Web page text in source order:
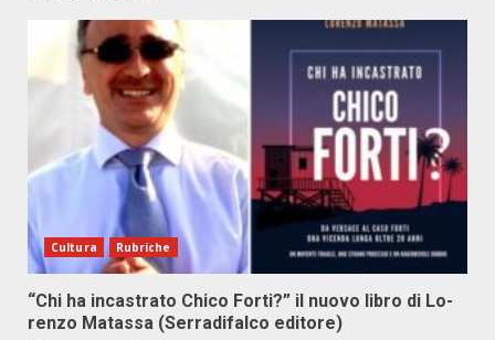
Cultura Rubriche
“Chi ha in­ca­stra­to Chi­co For­ti?” il nuo­vo li­bro di Lo­
ren­zo Ma­tas­sa (Ser­ra­di­fal­co edi­to­re)